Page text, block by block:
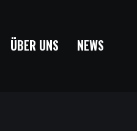
ÜBER UNS NEWS